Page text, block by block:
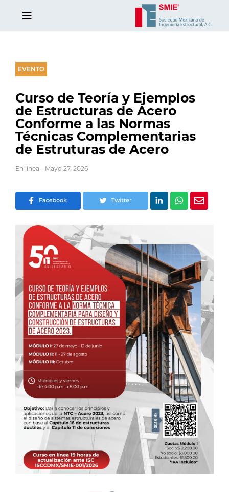
EVENTO
Curso de Teoría y Ejemplos
de Estructuras de Acero
Conforme a las Normas
Técnicas Complementarias
de Estruturas de Acero
En línea - Mayo 27, 2026